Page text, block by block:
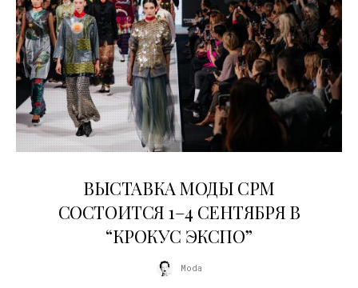
ВЫСТАВКА МОДЫ CPM
СОСТОИТСЯ 1–4 СЕНТЯБРЯ В
“КРОКУС ЭКСПО”
Moda